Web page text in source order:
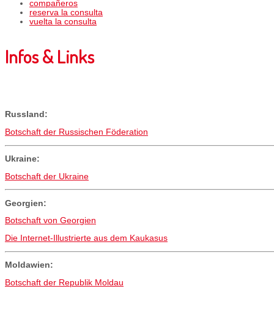
compañeros
reserva la consulta
vuelta la consulta
Infos & Links
Russland:
Botschaft der Russischen Föderation
Ukraine:
Botschaft der Ukraine
Georgien:
Botschaft von Georgien
Die Internet-Illustrierte aus dem Kaukasus
Moldawien:
Botschaft der Republik Moldau